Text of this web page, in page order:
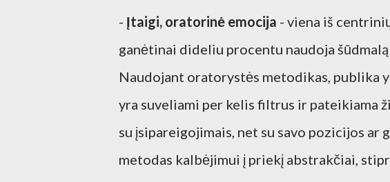
- Įtaigi, oratorinė emocija - viena iš
ganėtinai dideliu procentu naudoja
Naudojant oratorystės metodikas, publika
yra suveliami per kelis filtrus ir pateikiama
su įsipareigojimais, net su savo pozicijos ar
metodas kalbėjimui į priekį abstrakčiai,